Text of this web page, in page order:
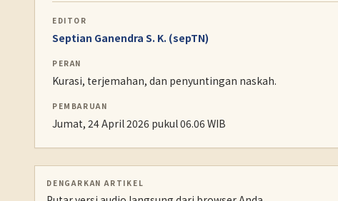
EDITOR
Septian Ganendra S. K. (sepTN)
PERAN
Kurasi, terjemahan, dan penyuntingan naskah.
PEMBARUAN
Jumat, 24 April 2026 pukul 06.06 WIB
DENGARKAN ARTIKEL